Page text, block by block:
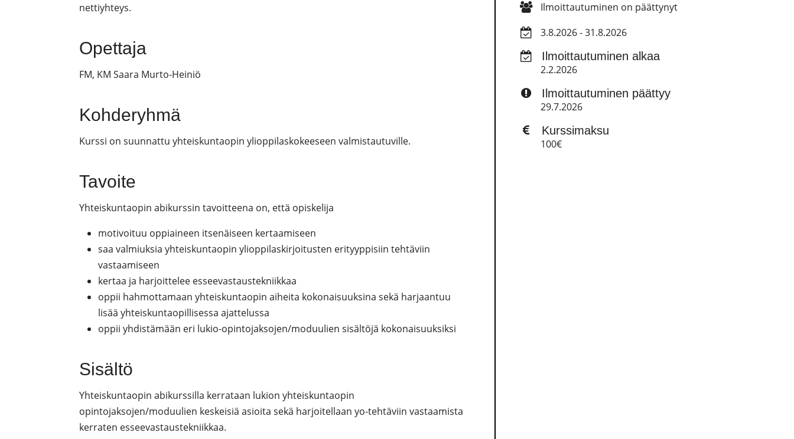
nettiyhteys.
Opettaja
FM, KM Saara Murto-Heiniö
Kohderyhmä
Kurssi on suunnattu yhteiskuntaopin ylioppilaskokeeseen valmistautuville.
Tavoite
Yhteiskuntaopin abikurssin tavoitteena on, että opiskelija
motivoituu oppiaineen itsenäiseen kertaamiseen
saa valmiuksia yhteiskuntaopin ylioppilaskirjoitusten erityyppisiin tehtäviin
vastaamiseen
kertaa ja harjoittelee esseevastaustekniikkaa
oppii hahmottamaan yhteiskuntaopin aiheita kokonaisuuksina sekä harjaantuu
lisää yhteiskuntaopillisessa ajattelussa
oppii yhdistämään eri lukio-opintojaksojen/moduulien sisältöjä kokonaisuuksiksi
Sisältö
Yhteiskuntaopin abikurssilla kerrataan lukion yhteiskuntaopin
opintojaksojen/moduulien keskeisiä asioita sekä harjoitellaan yo-tehtäviin vastaamista
kerraten esseevastaustekniikkaa.
Ilmoittautuminen on päättynyt
3.8.2026 - 31.8.2026
Ilmoittautuminen alkaa
2.2.2026
Ilmoittautuminen päättyy
29.7.2026
Kurssimaksu
100€